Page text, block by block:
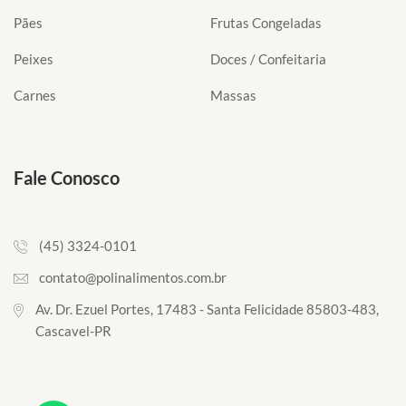
Pães
Peixes
Carnes
Frutas Congeladas
Doces / Confeitaria
Massas
Fale Conosco
(45) 3324-0101
contato@polinalimentos.com.br
Av. Dr. Ezuel Portes, 17483 - Santa Felicidade 85803-483,
Cascavel-PR